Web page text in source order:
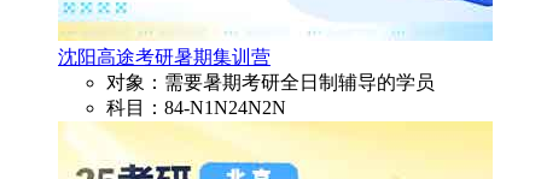
沈阳高途考研暑期集训营
对象：需要暑期考研全日制辅导的学员
科目：84-N1N24N2N